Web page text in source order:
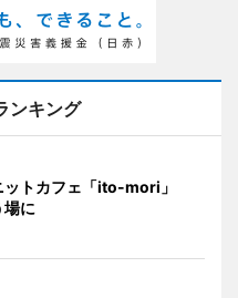
ンキング
ットカフェ「ito-mori」
場に